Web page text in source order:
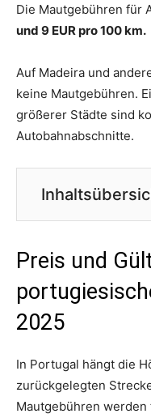
Die Mautgebühren für
und 9 EUR pro 100 km.
Auf Madeira und
keine Mautgebühren.
größerer Städte sind
Autobahnabschnitte.
Preis und
2025
In Portugal hängt die
zurückgelegten
Mautgebühren werden